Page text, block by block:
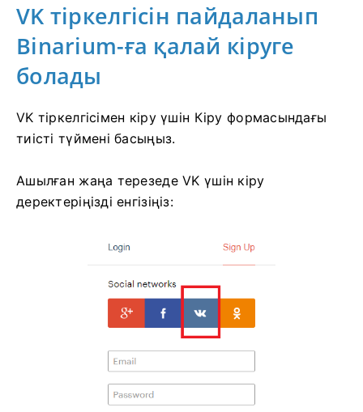
VK тіркелгісін пайдаланып
Binarium-ға қалай кіруге
болады
VK тіркелгісімен кіру үшін Кіру формасындағы
тиісті түймені басыңыз.
Ашылған жаңа терезеде VK үшін кіру
деректеріңізді енгізіңіз: